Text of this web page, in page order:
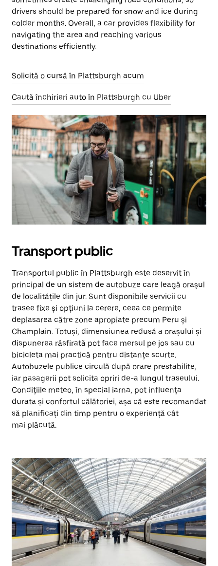
drivers should be prepared for snow and ice during
colder months. Overall, a car provides flexibility for
navigating the area and reaching various
destinations efficiently.
Solicită o cursă în Plattsburgh acum
Caută închirieri auto în Plattsburgh cu Uber
Transport public
Transportul public în Plattsburgh este deservit în
principal de un sistem de autobuze care leagă orașul
de localitățile din jur. Sunt disponibile servicii cu
trasee fixe și opțiuni la cerere, ceea ce permite
deplasarea către zone apropiate precum Peru și
Champlain. Totuși, dimensiunea redusă a orașului și
dispunerea răsfirată pot face mersul pe jos sau cu
bicicleta mai practică pentru distanțe scurte.
Autobuzele publice circulă după orare prestabilite,
iar pasagerii pot solicita opriri de-a lungul traseului.
Condițiile meteo, în special iarna, pot influența
durata și confortul călătoriei, așa că este recomandat
să planificați din timp pentru o experiență cât
mai plăcută.